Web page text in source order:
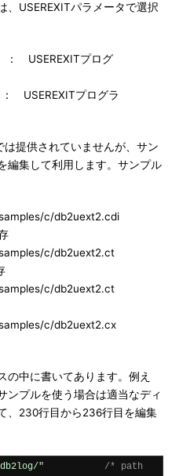
、USEREXITパラメータで選択
プログ
プログラ
提供されていませんが、サン
編集して利用します。サンプル
c/db2uext2.cdi
c/db2uext2.ct
c/db2uext2.ct
c/db2uext2.cx
中に書いてあります。例え
ンプルを使う場合は適当なディ
、230行目から236行目を編集
"
/* path